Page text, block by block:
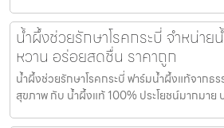
น้ำผึ้งช่วยรักษาโรคกระบี่ จำหน่า
หวาน อร่อยสดชื่น ราคาถูก
น้ำผึ้งช่วยรักษาโรคกระบี่ ฟาร์มน้ำผึ้งแท้จากธ
สุขภาพ กับ น้ำผึ้งแท้ 100% ประโยชน์มากมาย